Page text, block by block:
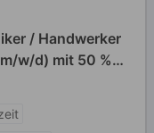
/ Handwerker
w/d) mit 50 %